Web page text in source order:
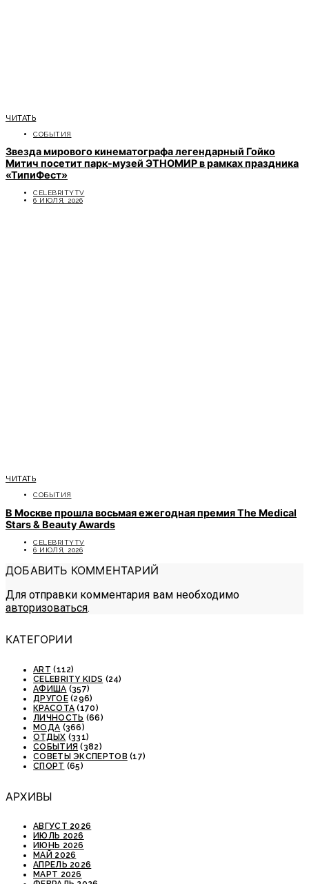
ЧИТАТЬ
СОБЫТИЯ
Звезда мирового кинематографа легендарный Гойко
Митич посетит парк-музей ЭТНОМИР в рамках праздника
«ТипиФест»
CELEBRITYTV
6 ИЮЛЯ, 2026
ЧИТАТЬ
СОБЫТИЯ
В Москве прошла восьмая ежегодная премия The Medical
Stars & Beauty Awards
CELEBRITYTV
6 ИЮЛЯ, 2026
ДОБАВИТЬ КОММЕНТАРИЙ
Для отправки комментария вам необходимо
авторизоваться.
КАТЕГОРИИ
ART (112)
CELEBRITY KIDS (24)
АФИША (357)
ДРУГОЕ(296)
КРАСОТА (170)
ЛИЧНОСТЬ (66)
МОДА (366)
ОТДЫХ (331)
СОБЫТИЯ (382)
СОВЕТЫ ЭКСПЕРТОВ (17)
СПОРТ (65)
АРХИВЫ
АВГУСТ 2026
ИЮЛЬ 2026
ИЮНЬ 2026
МАЙ 2026
АПРЕЛЬ 2026
МАРТ 2026